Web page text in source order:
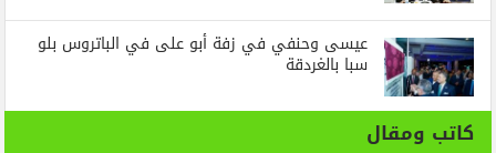
عيسى وحنفي في زفة أبو على في الباتروس بلو
سبا بالغردقة
كاتب ومقال